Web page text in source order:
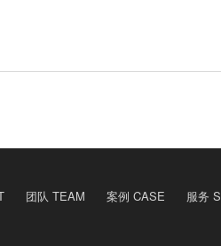
团队 TEAM 案例 CASE 服务